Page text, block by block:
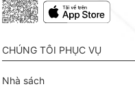
CHÚNG TÔI PHỤC VỤ
Nhà sách